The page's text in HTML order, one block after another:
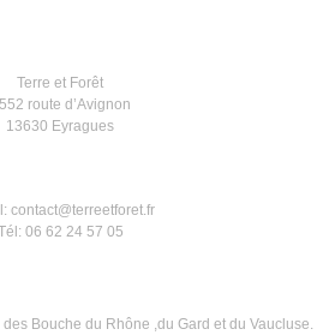
Terre et Forêt
route d’Avignon
13630 Eyragues
contact@terreetforet.fr
06 62 24 57 05
Bouche du Rhône ,du Gard et du Vaucluse.